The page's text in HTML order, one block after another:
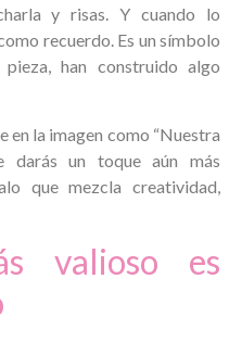
y risas. Y cuando lo
recuerdo. Es un símbolo
han construido algo
en la imagen como “Nuestra
darás un toque aún más
que mezcla creatividad,
valioso es